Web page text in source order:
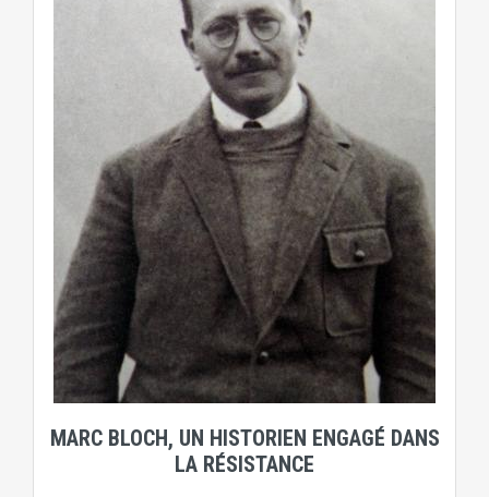
MARC BLOCH, UN HISTORIEN ENGAGÉ DANS
LA RÉSISTANCE